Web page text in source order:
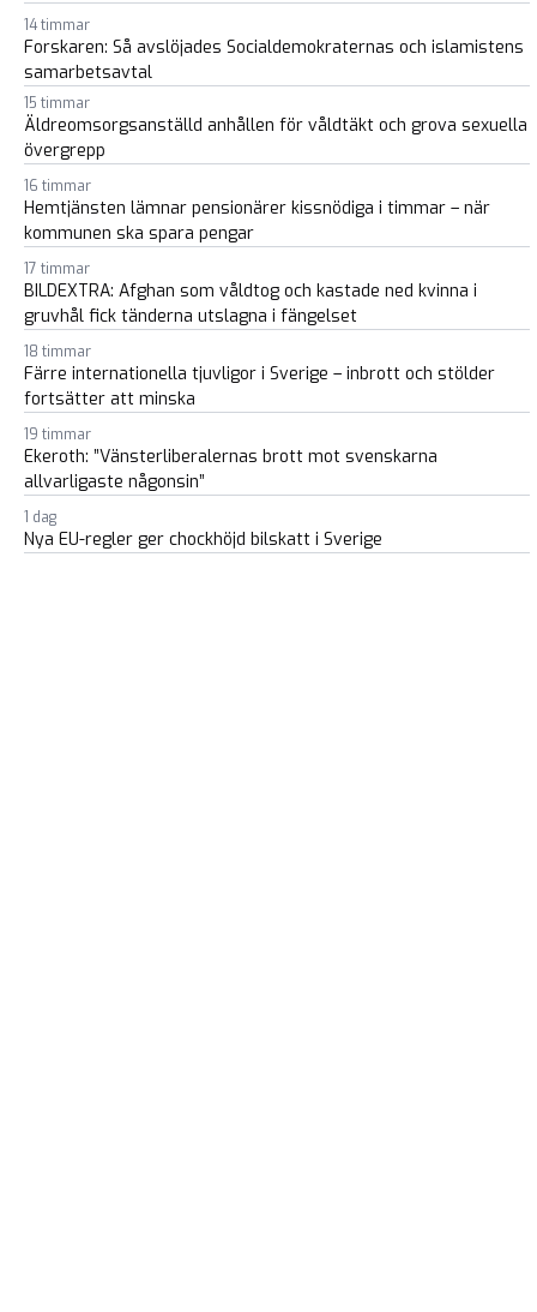
14 timmar
Forskaren: Så avslöjades Socialdemokraternas och islamistens
samarbetsavtal
15 timmar
Äldreomsorgsanställd anhållen för våldtäkt och grova sexuella
övergrepp
16 timmar
Hemtjänsten lämnar pensionärer kissnödiga i timmar – när
kommunen ska spara pengar
17 timmar
BILDEXTRA: Afghan som våldtog och kastade ned kvinna i
gruvhål fick tänderna utslagna i fängelset
18 timmar
Färre internationella tjuvligor i Sverige – inbrott och stölder
fortsätter att minska
19 timmar
Ekeroth: ”Vänsterliberalernas brott mot svenskarna
allvarligaste någonsin”
1 dag
Nya EU-regler ger chockhöjd bilskatt i Sverige